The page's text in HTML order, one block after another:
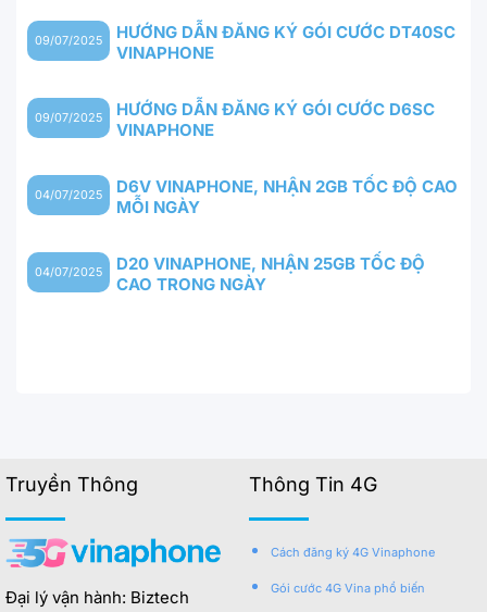
HƯỚNG DẪN ĐĂNG KÝ GÓI CƯỚC DT40SC
VINAPHONE
09/07/2025
HƯỚNG DẪN ĐĂNG KÝ GÓI CƯỚC D6SC
VINAPHONE
09/07/2025
D6V VINAPHONE, NHẬN 2GB TỐC ĐỘ CAO
MỖI NGÀY
04/07/2025
D20 VINAPHONE, NHẬN 25GB TỐC ĐỘ
CAO TRONG NGÀY
04/07/2025
Truyền Thông
Đại lý vận hành: Biztech
Thông Tin 4G
Cách đăng ký 4G Vinaphone
Gói cước 4G Vina phổ biến